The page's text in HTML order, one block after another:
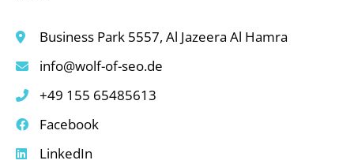
Business Park 5557, Al Jazeera Al Hamra
info@wolf-of-seo.de
+49 155 65485613
Facebook
LinkedIn